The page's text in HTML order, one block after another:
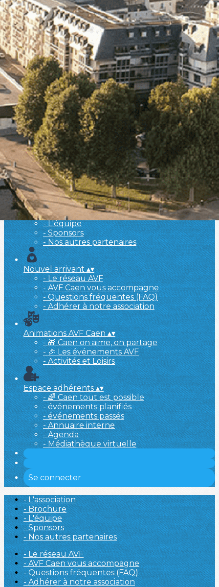
Exporter les lignes sélectionnées
Exporter toutes les colonnes
Exporter uniquement les colonnes affichées
Menu
<
>
- 🎁 Caen on aime, on partage
- 🎉 Les événements AVF
- Activités et Loisirs
Ajoutez un logo, un bouton, des réseaux sociaux
Cliquez pour éditer
L'association▴▾
- L'association
- Brochure
- L'équipe
- Sponsors
- Nos autres partenaires
Nouvel arrivant▴▾
- Le réseau AVF
- AVF Caen vous accompagne
- Questions fréquentes (FAQ)
- Adhérer à notre association
Animations AVF Caen▴▾
- 🎁 Caen on aime, on partage
- 🎉 Les événements AVF
- Activités et Loisirs
Espace adhérents▴▾
- 🌈 Caen tout est possible
- événements planifiés
- événements passés
- Annuaire interne
- Agenda
- Médiathèque virtuelle
Se connecter
- L'association
- Brochure
- L'équipe
- Sponsors
- Nos autres partenaires
- Le réseau AVF
- AVF Caen vous accompagne
- Questions fréquentes (FAQ)
- Adhérer à notre association